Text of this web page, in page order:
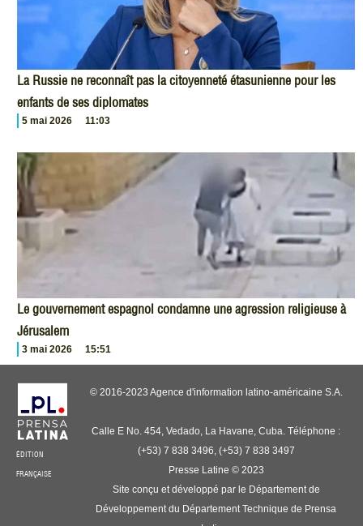
La Russie ne reconnaît pas la citoyenneté étasunienne pour les
enfants de ses diplomates
5 mai 2026 11:03
Le gouvernement espagnol condamne une agression religieuse à
Jérusalem
3 mai 2026 15:51
ÉDITION
FRANÇAISE
© 2016-2023 Agence d'information latino-américaine S.A.
Calle E No. 454, Vedado, La Havane, Cuba. Téléphone :
(+53) 7 838 3496, (+53) 7 838 3497
Presse Latine © 2023
Site conçu et développé par le Département de
Développement du Département Technique de Prensa